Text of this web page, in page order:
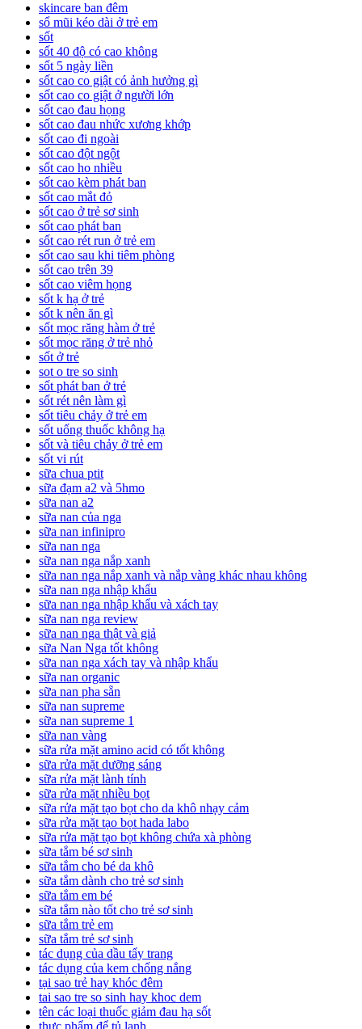
skincare ban đêm
sổ mũi kéo dài ở trẻ em
sốt
sốt 40 độ có cao không
sốt 5 ngày liền
sốt cao co giật có ảnh hưởng gì
sốt cao co giật ở người lớn
sốt cao đau họng
sốt cao đau nhức xương khớp
sốt cao đi ngoài
sốt cao đột ngột
sốt cao ho nhiều
sốt cao kèm phát ban
sốt cao mắt đỏ
sốt cao ở trẻ sơ sinh
sốt cao phát ban
sốt cao rét run ở trẻ em
sốt cao sau khi tiêm phòng
sốt cao trên 39
sốt cao viêm họng
sốt k hạ ở trẻ
sốt k nên ăn gì
sốt mọc răng hàm ở trẻ
sốt mọc răng ở trẻ nhỏ
sốt ở trẻ
sot o tre so sinh
sốt phát ban ở trẻ
sốt rét nên làm gì
sốt tiêu chảy ở trẻ em
sốt uống thuốc không hạ
sốt và tiêu chảy ở trẻ em
sốt vi rút
sữa chua ptit
sữa đạm a2 và 5hmo
sữa nan a2
sữa nan của nga
sữa nan infinipro
sữa nan nga
sữa nan nga nắp xanh
sữa nan nga nắp xanh và nắp vàng khác nhau không
sữa nan nga nhập khẩu
sữa nan nga nhập khẩu và xách tay
sữa nan nga review
sữa nan nga thật và giả
sữa Nan Nga tốt không
sữa nan nga xách tay và nhập khẩu
sữa nan organic
sữa nan pha sẵn
sữa nan supreme
sữa nan supreme 1
sữa nan vàng
sữa rửa mặt amino acid có tốt không
sữa rửa mặt dưỡng sáng
sữa rửa mặt lành tính
sữa rửa mặt nhiều bọt
sữa rửa mặt tạo bọt cho da khô nhạy cảm
sữa rửa mặt tạo bọt hada labo
sữa rửa mặt tạo bọt không chứa xà phòng
sữa tắm bé sơ sinh
sữa tắm cho bé da khô
sữa tắm dành cho trẻ sơ sinh
sữa tắm em bé
sữa tắm nào tốt cho trẻ sơ sinh
sữa tắm trẻ em
sữa tắm trẻ sơ sinh
tác dụng của dầu tẩy trang
tác dụng của kem chống nắng
tại sao trẻ hay khóc đêm
tai sao tre so sinh hay khoc dem
tên các loại thuốc giảm đau hạ sốt
thực phẩm để tủ lạnh